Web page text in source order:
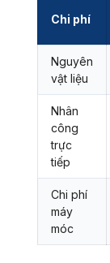
Chi phí
Nguyên
vật liệu
Nhân
công
trực
tiếp
Chi phí
máy
móc